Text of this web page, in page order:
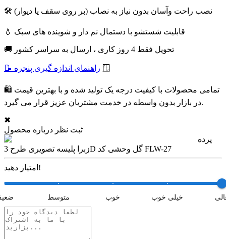
🛠 نصب راحت وآسان بدون نیاز به نصاب (بر روی سقف یا دیوار)
💧 قابلیت شستشو با دستمال نم دار و شوینده های سبک
🚚 تحویل فقط 4 روز کاری ، ارسال به سراسر کشور
📝 راهنمای اندازه گیری پنجره 🪟
🛍 تمامی محصولات با کیفیت درجه یک تولید شده و با بهترین قیمت
در بازار بدون واسطه در خدمت مشتریان عزیز قرار می گیرد.
✖
ثبت نظر درباره محصول
پرده
زبرا پلیسه تصویری طرح 3D گل وحشی کد FLW-27
امتیاز دهید!
متوسط خوب خیلی خوب